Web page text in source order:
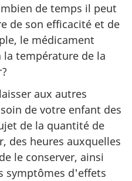
de temps il peut
de son efficacité et de
le médicament
la température de la
aux autres
de votre enfant des
de la quantité de
des heures auxquelles
le conserver, ainsi
symptômes d'effets